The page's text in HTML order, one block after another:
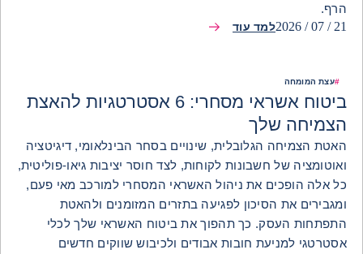
הרף.
21 / 07 / 2026
למד עוד
#עצת המומחה
ביטוח אשראי מסחרי: 6 אסטרטגיות להאצת
הצמיחה שלך
האטת הצמיחה הגלובלית, שינויים בסחר הבינלאומי, דיגיטציה
ואוטומציה של חשבונות לקוחות, לצד חוסר יציבות גיאו-פוליטית,
כל אלה הופכים את ניהול האשראי המסחרי למורכב מאי פעם,
ומגבירים את הסיכון לפגיעה בתזרים המזומנים ולהאטת
התפתחות העסק. כך תהפוך את ביטוח האשראי שלך לכלי
אסטרטגי למניעת חובות אבודים ולכיבוש שווקים חדשים